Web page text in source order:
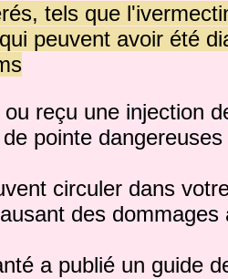
tels que
peuvent avoir été
reçu une injection
pointe
circuler dans
des dommages
a publié un guide